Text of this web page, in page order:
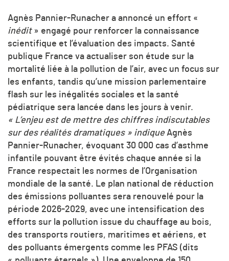
Agnès Pannier-Runacher a annoncé un effort «
inédit» engagé pour renforcer la connaissance
scientifique et l’évaluation des impacts. Santé
publique France va actualiser son étude sur la
mortalité liée à la pollution de l’air, avec un focus sur
les enfants, tandis qu’une mission parlementaire
flash sur les inégalités sociales et la santé
pédiatrique sera lancée dans les jours à venir.
« L’enjeu est de mettre des chiffres indiscutables
sur des réalités dramatiques » indique Agnès
Pannier-Runacher, évoquant 30 000 cas d’asthme
infantile pouvant être évités chaque année si la
France respectait les normes de l’Organisation
mondiale de la santé. Le plan national de réduction
des émissions polluantes sera renouvelé pour la
période 2026-2029, avec une intensification des
efforts sur la pollution issue du chauffage au bois,
des transports routiers, maritimes et aériens, et
des polluants émergents comme les PFAS (dits